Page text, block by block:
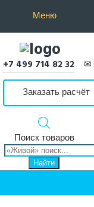
Меню
+7 499 714 82 32 ✉
Заказать расчёт
Поиск товаров
Найти